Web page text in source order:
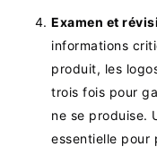
Examen et
informations
produit, les
trois fois pour
ne se produise.
essentielle pour